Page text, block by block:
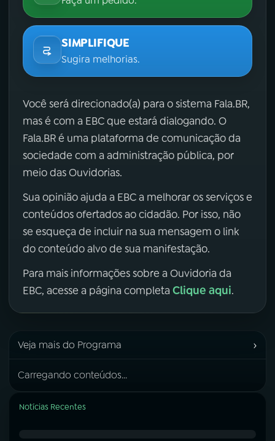
SIMPLIFIQUE
Sugira melhorias.
Você será direcionado(a) para o sistema Fala.BR,
mas é com a EBC que estará dialogando. O
Fala.BR é uma plataforma de comunicação da
sociedade com a administração pública, por
meio das Ouvidorias.
Sua opinião ajuda a EBC a melhorar os serviços e
conteúdos ofertados ao cidadão. Por isso, não
se esqueça de incluir na sua mensagem o link
do conteúdo alvo de sua manifestação.
Para mais informações sobre a Ouvidoria da
EBC, acesse a página completa Clique aqui.
Veja mais do Programa ›
Carregando conteúdos...
Notícias Recentes